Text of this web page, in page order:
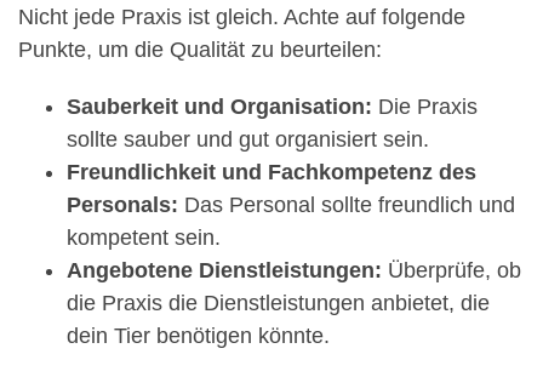
Nicht jede Praxis ist gleich. Achte auf folgende
Punkte, um die Qualität zu beurteilen:
Sauberkeit und Organisation: Die Praxis
sollte sauber und gut organisiert sein.
Freundlichkeit und Fachkompetenz des
Personals: Das Personal sollte freundlich und
kompetent sein.
Angebotene Dienstleistungen: Überprüfe, ob
die Praxis die Dienstleistungen anbietet, die
dein Tier benötigen könnte.